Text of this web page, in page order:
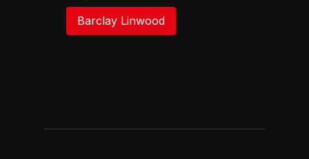
Barclay Linwood